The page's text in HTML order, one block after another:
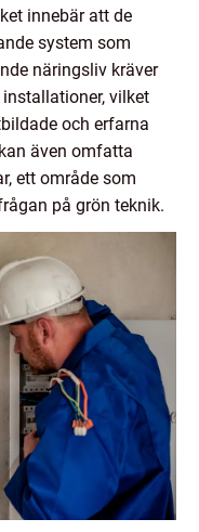
innebär att de
system som
näringsliv kräver
vilket
och erfarna
även omfatta
ett område som
på grön teknik.